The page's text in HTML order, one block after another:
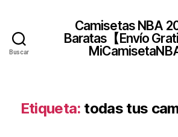
Buscar
Camisetas NBA
Baratas【Envío
Etiqueta: todas tus